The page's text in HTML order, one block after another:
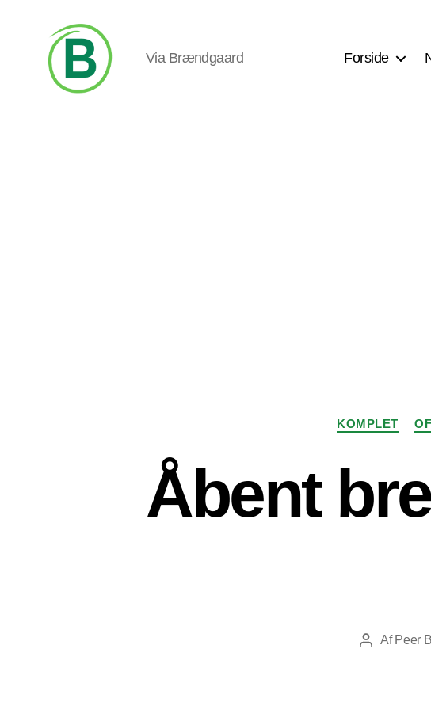
Via Brændgaard Forside
KOMPLET
Åbent
Af Peer